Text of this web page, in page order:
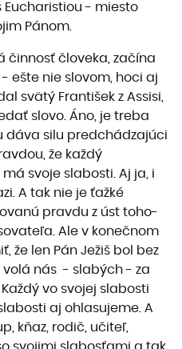
Eucharistiou - miesto
Pánom.
činnosť človeka, začína
ešte nie slovom, hoci aj
svätý František z Assisi,
slovo. Áno, je treba
dáva silu predchádzajúci
že každý
svoje slabosti. Aj ja, i
A tak nie je ťažké
pravdu z úst toho-
Ale v konečnom
že len Pán Ježiš bol bez
volá nás - slabých - za
vo svojej slabosti
aj ohlasujeme. A
kňaz, rodič, učiteľ,